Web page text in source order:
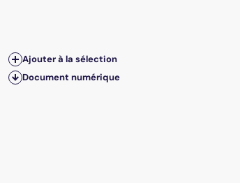
Ajouter à la sélection
Document numérique